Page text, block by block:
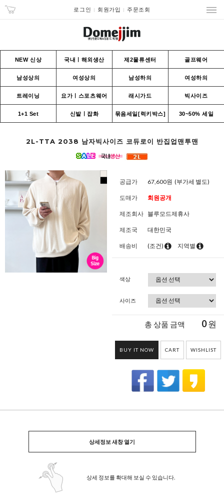
로그인 회원가입 주문조회
NEW 신상 국내ㅣ해외생산 제2물류센터 골프웨어
남성상의 여성상의 남성하의 여성하의
트레이닝 요가ㅣ스포츠웨어 래시가드 빅사이즈
1+1 Set 신발ㅣ잡화 묶음세일[럭키박스] 30~50% 세일
2L-TTA 2038 남자빅사이즈 코듀로이 반집업맨투맨
공급가 67,600원 (부가세 별도)
도매가 회원공개
제조회사 블루모드제휴사
제조국 대한민국
배송비 (조건) 지역별
색상
사이즈
총 상품 금액 0원
BUY IT NOW CART WISHLIST
상세정보 새창 열기
상세 정보를 확대해 보실 수 있습니다.